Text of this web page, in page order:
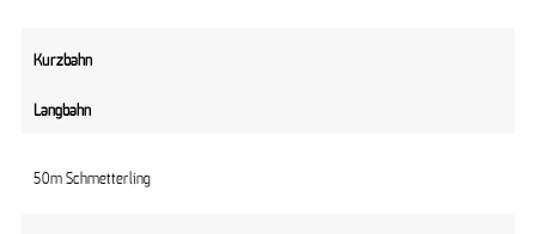
Kurzbahn
Langbahn
50m Schmetterling